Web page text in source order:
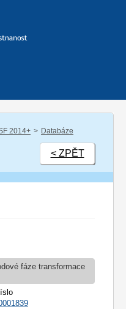
2014+
Databáze
< ZPĚT
fáze transformace